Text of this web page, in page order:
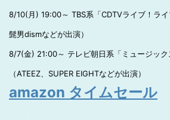
8/10(月) 19:00～ TBS系「CDTVライブ！ラ
髭男dismなどが出演）
8/7(金) 21:00～ テレビ朝日系「ミュージック
（ATEEZ、SUPER EIGHTなどが出演）
amazon タイムセール